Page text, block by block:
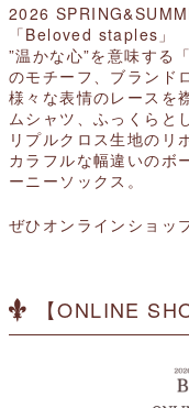
2026
「Beloved staples」
”温かな心”を意味する
のモチーフ、ブランド
様々な表情のレースを
ムシャツ、ふっくらと
リプルクロス生地のリ
カラフルな幅違いのボ
ーニーソックス。
ぜひオンラインショッ
【ONLINE